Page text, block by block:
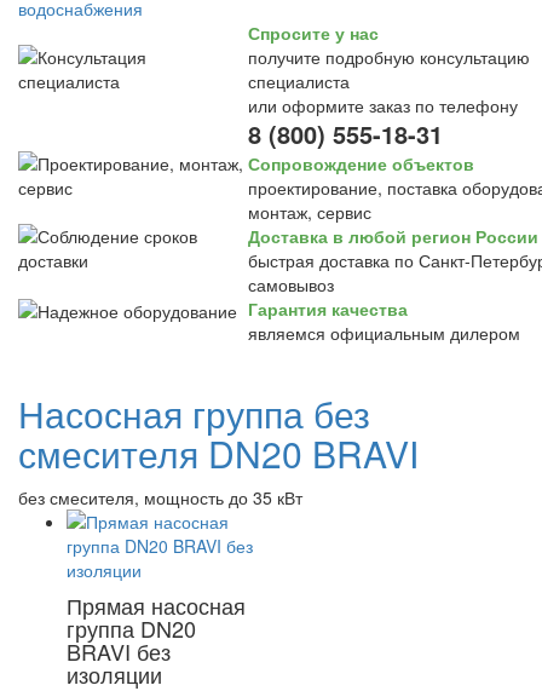
Спросите у нас
получите подробную консультацию
специалиста
или оформите заказ по телефону
8 (800) 555-18-31
Сопровождение объектов
проектирование, поставка
монтаж, сервис
Доставка в любой регион России
быстрая доставка по Санкт-
самовывоз
Гарантия качества
являемся официальным дилером
Насосная группа без
смесителя DN20 BRAVI
без смесителя, мощность до 35 кВт
Прямая насосная
группа DN20
BRAVI без
изоляции